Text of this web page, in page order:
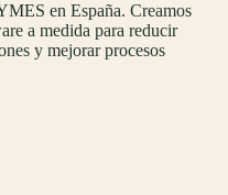
en España. Creamos
a medida para reducir
y mejorar procesos